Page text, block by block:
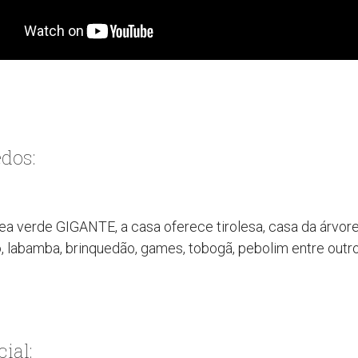
verde GIGANTE, a casa oferece tirolesa, casa da
labamba, brinquedão, games, tobogã, pebolim entre